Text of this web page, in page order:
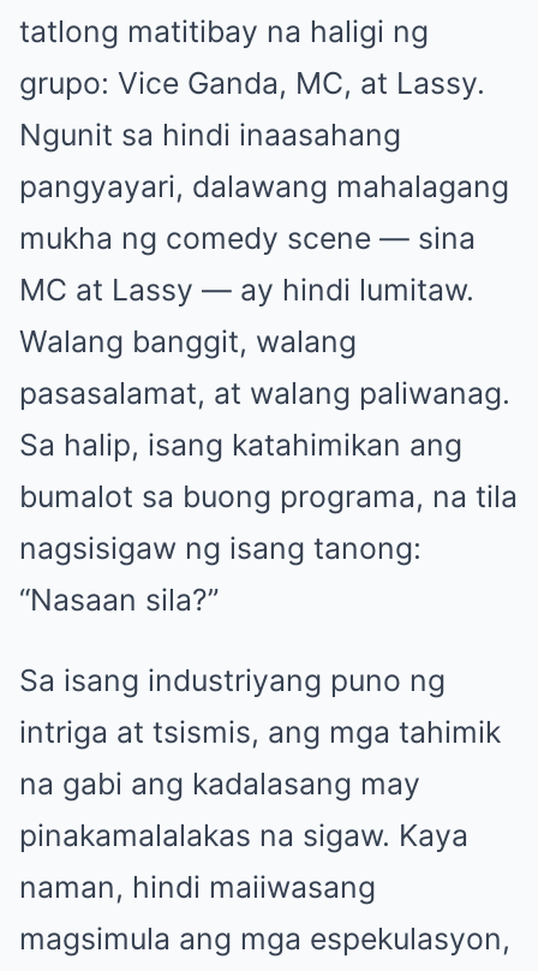
tatlong matitibay na haligi ng
grupo: Vice Ganda, MC, at Lassy.
Ngunit sa hindi inaasahang
pangyayari, dalawang mahalagang
mukha ng comedy scene — sina
MC at Lassy — ay hindi lumitaw.
Walang banggit, walang
pasasalamat, at walang paliwanag.
Sa halip, isang katahimikan ang
bumalot sa buong programa, na tila
nagsisigaw ng isang tanong:
“Nasaan sila?”
Sa isang industriyang puno ng
intriga at tsismis, ang mga tahimik
na gabi ang kadalasang may
pinakamalalakas na sigaw. Kaya
naman, hindi maiiwasang
magsimula ang mga espekulasyon,